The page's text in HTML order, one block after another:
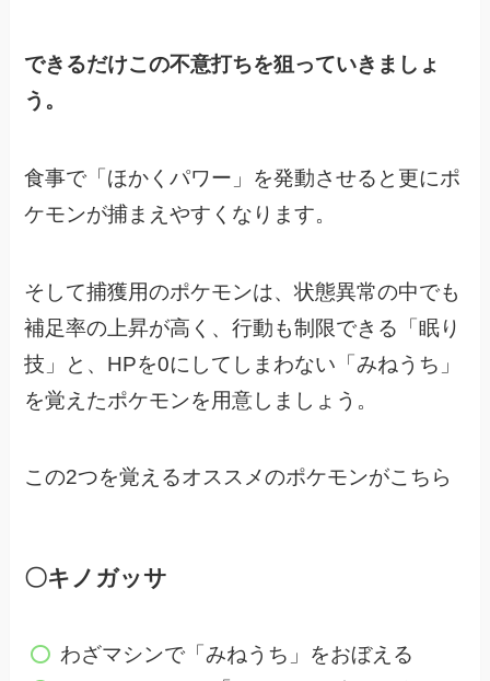
できるだけこの不意打ちを狙っていきましょ
う。
食事で「ほかくパワー」を発動させると更にポ
ケモンが捕まえやすくなります。
そして捕獲用のポケモンは、状態異常の中でも
補足率の上昇が高く、行動も制限できる「眠り
技」と、HPを0にしてしまわない「みねうち」
を覚えたポケモンを用意しましょう。
この2つを覚えるオススメのポケモンがこちら
〇キノガッサ
わざマシンで「みねうち」をおぼえる